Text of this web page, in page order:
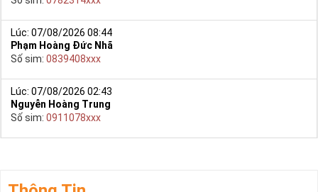
Lúc: 07/08/2026 08:44
Phạm Hoàng Đức Nhã
Số sim: 0839408xxx
Lúc: 07/08/2026 02:43
Nguyễn Hoàng Trung
Số sim: 0911078xxx